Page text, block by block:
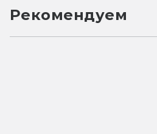
Рекомендуем